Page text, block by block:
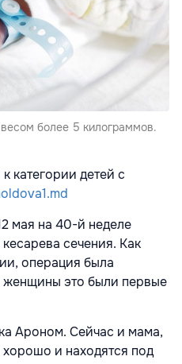
более 5 килограммов.
категории детей с
мая на 40-й неделе
сечения. Как
операция была
женщины это были первые
Ароном. Сейчас и мама,
и находятся под